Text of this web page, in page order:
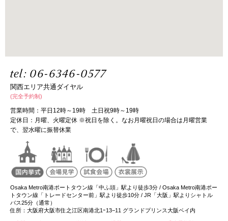
tel: 06-6346-0577
関西エリア共通ダイヤル
(完全予約制)
営業時間：平日12時～19時 土日祝9時～19時
定休日：月曜、火曜定休 ※祝日を除く。なお月曜祝日の場合は月曜営業
で、翌水曜に振替休業
Osaka Metro南港ポートタウン線「中ふ頭」駅より徒歩3分 / Osaka Metro南港ポー
トタウン線「トレードセンター前」駅より徒歩10分 / JR「大阪」駅よりシャトル
バス25分（通常）
住所： 大阪府大阪市住之江区南港北1ｰ13−11 グランドプリンス大阪ベイ内